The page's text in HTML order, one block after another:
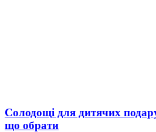
Солодощі для дитячих
що обрати